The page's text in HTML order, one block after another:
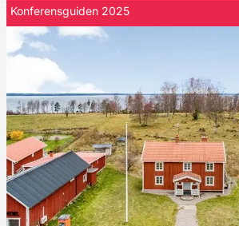
Konferensguiden 2025